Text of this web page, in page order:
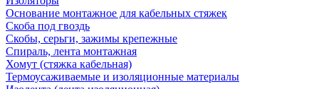
Основание монтажное для кабельных стяжек
Скоба под гвоздь
Скобы, серьги, зажимы крепежные
Спираль, лента монтажная
Хомут (стяжка кабельная)
Термоусаживаемые и изоляционные материалы